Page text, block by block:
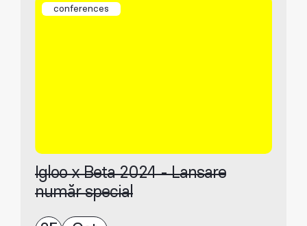
conferences
Igloo x Beta 2024 - Lansare
număr special